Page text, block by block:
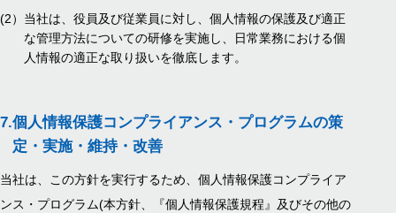
(2） 当社は、役員及び従業員に対し、個人情報の保護及び適正
な管理方法についての研修を実施し、日常業務における個
人情報の適正な取り扱いを徹底します。
7.個人情報保護コンプライアンス・プログラムの策
定・実施・維持・改善
当社は、この方針を実行するため、個人情報保護コンプライア
ンス・プログラム(本方針、『個人情報保護規程』及びその他の